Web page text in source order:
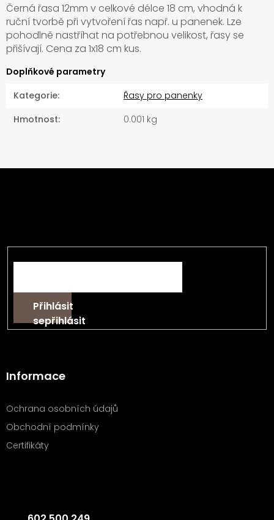
Černá řasa 12mm v celkové délce 18 cm, vhodná k
ruční tvorbě při vytvoření řas např. u panenek. Lze
pohodlně nastříhat na potřebnou velikost, řasy se
přišívají. Cena za 1x18 cm kus.
Doplňkové parametry
Kategorie:
Řasy pro panenky
Hmotnost: 0.001 kg
Přihlásit
se
Informace
Ochrana osobních údajů
Obchodní podmínky
Certifikáty